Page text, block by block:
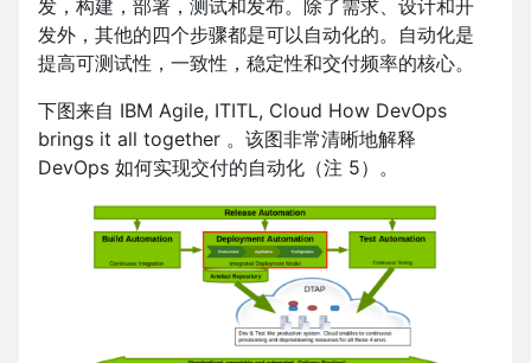
发，构建，部署，测试和发布。除了需求、设计和开
发外，其他的四个步骤都是可以自动化的。自动化是
提高可测试性，一致性，稳定性和交付频率的核心。
下图来自 IBM Agile, ITITL, Cloud How DevOps
brings it all together 。该图非常清晰地解释
DevOps 如何实现交付的自动化（注 5）。